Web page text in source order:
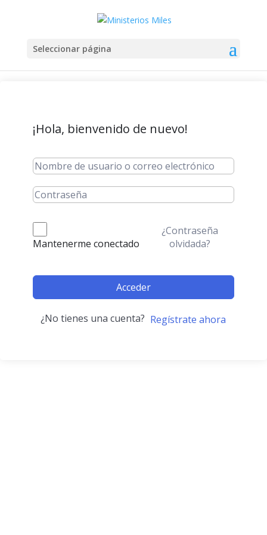
Seleccionar página
¡Hola, bienvenido de nuevo!
Mantenerme conectado
¿Contraseña
olvidada?
Acceder
¿No tienes una cuenta? Regístrate ahora